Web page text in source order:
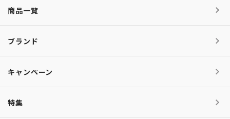
商品一覧
ブランド
キャンペーン
特集